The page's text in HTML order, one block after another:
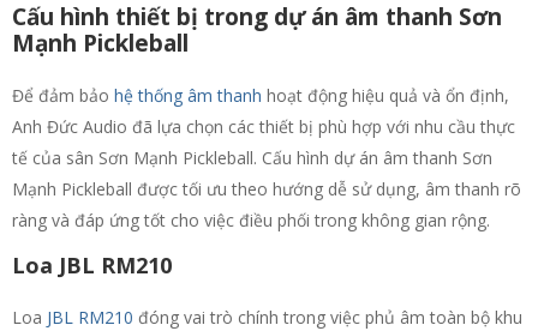
Cấu hình thiết bị trong dự án âm thanh Sơn
Mạnh Pickleball
Để đảm bảo hệ thống âm thanh hoạt động hiệu quả và ổn định,
Anh Đức Audio đã lựa chọn các thiết bị phù hợp với nhu cầu thực
tế của sân Sơn Mạnh Pickleball. Cấu hình dự án âm thanh Sơn
Mạnh Pickleball được tối ưu theo hướng dễ sử dụng, âm thanh rõ
ràng và đáp ứng tốt cho việc điều phối trong không gian rộng.
Loa JBL RM210
Loa JBL RM210 đóng vai trò chính trong việc phủ âm toàn bộ khu